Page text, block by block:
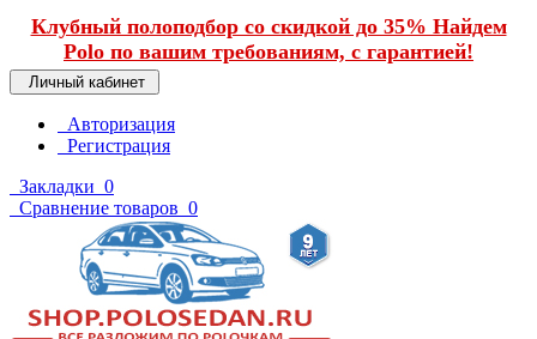
Клубный полоподбор со скидкой до 35% Найдем
Polo по вашим требованиям, с гарантией!
Личный кабинет
Авторизация
Регистрация
Закладки 0
Сравнение товаров 0